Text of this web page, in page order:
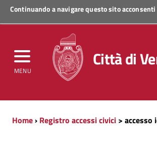
Continuando a navigare questo sito
MENU
Regione Veneto
Città di
Home› Registro accessi civici > accesso